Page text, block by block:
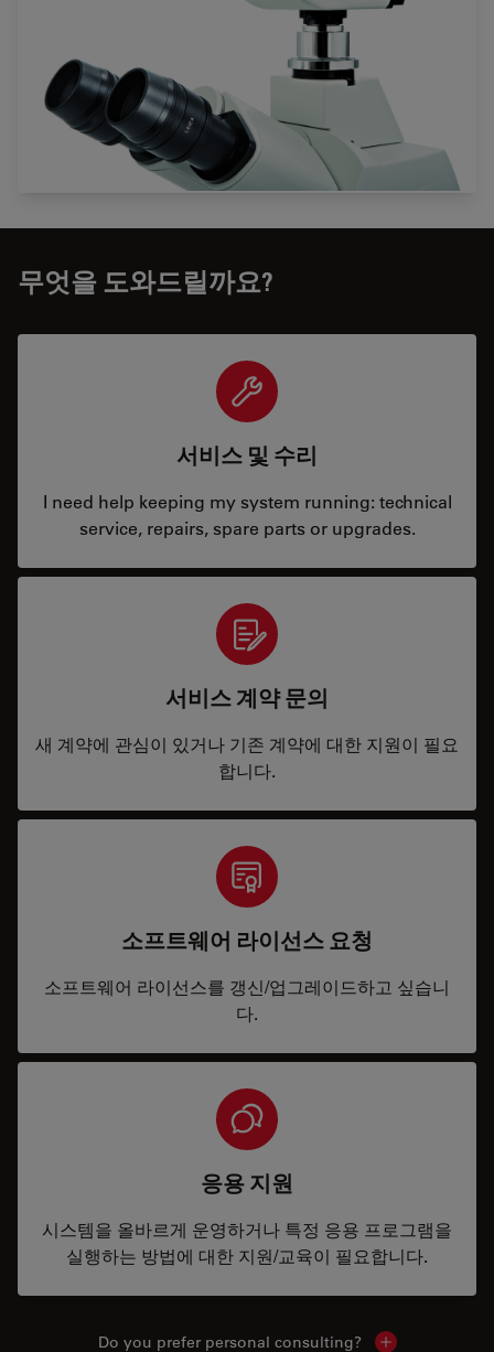
무엇을 도와드릴까요?
서비스 및 수리
I need help keeping my system running: technical
service, repairs, spare parts or upgrades.
서비스 계약 문의
새 계약에 관심이 있거나 기존 계약에 대한 지원이 필요
합니다.
소프트웨어 라이선스 요청
소프트웨어 라이선스를 갱신/업그레이드하고 싶습니
다.
응용 지원
시스템을 올바르게 운영하거나 특정 응용 프로그램을
실행하는 방법에 대한 지원/교육이 필요합니다.
Do you prefer personal consulting? Show local